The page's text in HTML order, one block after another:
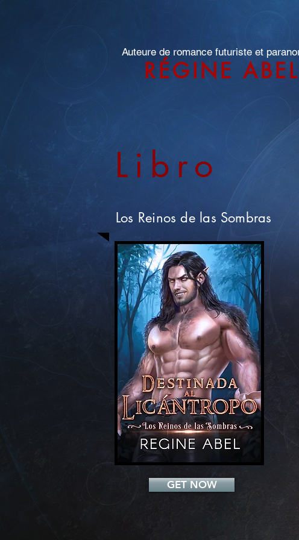
Auteure de romance futuriste et
RÉGINE ABEL
Libro
Los Reinos de las Sombras
Add a Title
GET NOW